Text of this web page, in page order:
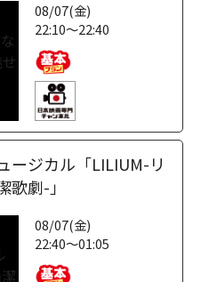
08/07(金)
22:10～22:40
ージカル「LILIUM-リ
歌劇-」
08/07(金)
22:40～01:05